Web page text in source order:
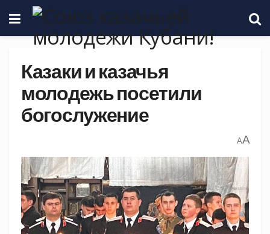
Казаки и казачья
молодежь посетили
богослужение
AA